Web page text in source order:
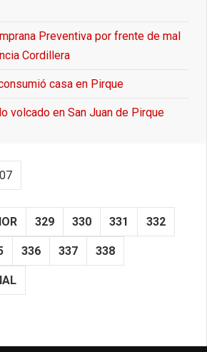
Preventiva por frente de mal
Cordillera
casa en Pirque
volcado en San Juan de Pirque
329 330 331 332
336 337 338